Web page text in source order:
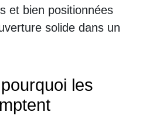
et bien positionnées
solide dans un
les